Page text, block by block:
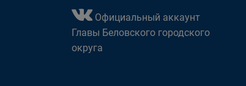
Официальный аккаунт
Главы Беловского городского
округа